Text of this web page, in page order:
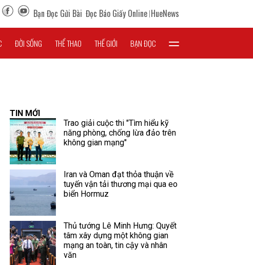
Bạn Đọc Gửi Bài Đọc Báo Giấy Online HueNews
ĐỜI SỐNG THỂ THAO THẾ GIỚI BẠN ĐỌC
TIN MỚI
Trao giải cuộc thi "Tìm hiểu kỹ
năng phòng, chống lừa đảo trên
không gian mạng"
Iran và Oman đạt thỏa thuận về
tuyến vận tải thương mại qua eo
biển Hormuz
Thủ tướng Lê Minh Hưng: Quyết
tâm xây dựng một không gian
mạng an toàn, tin cậy và nhân
văn